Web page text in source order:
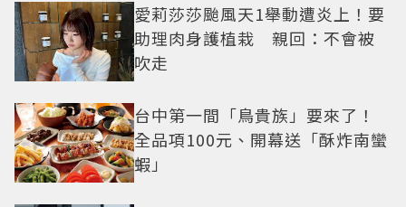
愛莉莎莎颱風天1舉動遭炎上！要
助理肉身護植栽 親回：不會被
吹走
台中第一間「鳥貴族」要來了！
全品項100元、開幕送「酥炸南蠻
蝦」